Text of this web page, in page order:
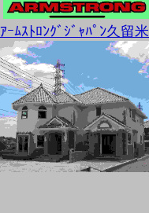
ｱｰﾑｽﾄﾛﾝｸﾞｼﾞｬﾊﾟﾝ久留米